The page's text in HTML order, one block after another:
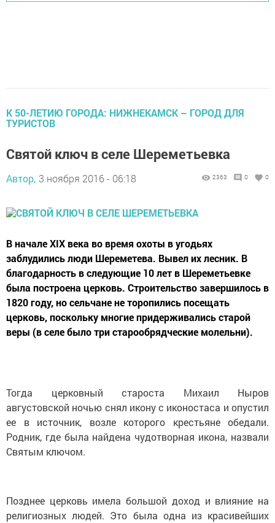
К 50-ЛЕТИЮ ГОРОДА: НИЖНЕКАМСК – ГОРОД ДЛЯ
ТУРИСТОВ
Святой ключ в селе Шереметьевка
Автор, 3 ноября 2016 - 06:18 2363 0 0
В начале XIX века во время охоты в угодьях
заблудились люди Шереметева. Вывел их лесник. В
благодарность в следующие 10 лет в Шереметьевке
была построена церковь. Строительство завершилось в
1820 году, но сельчане не торопились посещать
церковь, поскольку многие придерживались старой
веры (в селе было три старообрядческие молельни).
Тогда церковный староста Михаил Ныров
августовской ночью снял икону с иконостаса и опустил
ее в источник, возле которого крестьяне обедали.
Родник, где была найдена чудотворная икона, назвали
Святым ключом.
Позднее церковь имела большой доход и влияние на
религиозных людей. Это была одна из красивейших